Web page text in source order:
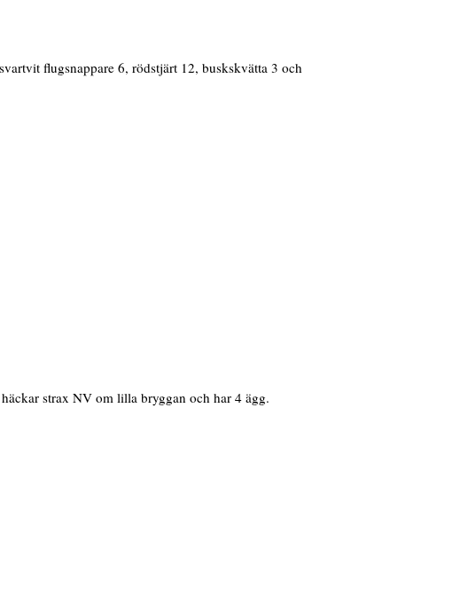
flugsnappare 6, rödstjärt 12, buskskvätta 3 och
strax NV om lilla bryggan och har 4 ägg.